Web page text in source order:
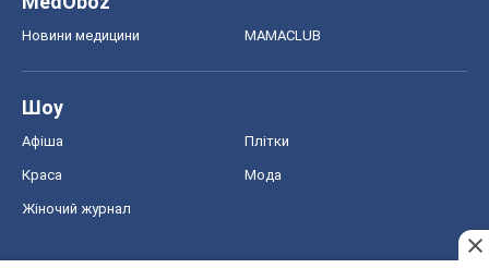
Новини медицини MAMACLUB
Шоу
Афіша Плітки
Краса Мода
Жіночий журнал